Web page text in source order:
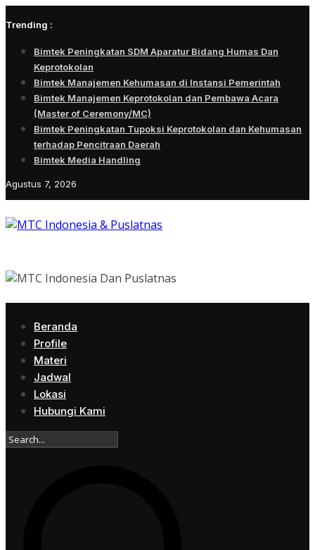
to
Trending :
Bimtek Peningkatan SDM Aparatur Bidang Humas Dan
Keprotokolan
Bimtek Manajemen Kehumasan di Instansi Pemerintah
Bimtek Manajemen Keprotokolan dan Pembawa Acara
(Master of Ceremony/MC)
Bimtek Peningkatan Tupoksi Keprotokolan dan Kehumasan
terhadap Pencitraan Daerah
Bimtek Media Handling
Agustus 7, 2026
Beranda
Profile
Materi
Jadwal
Lokasi
Hubungi Kami